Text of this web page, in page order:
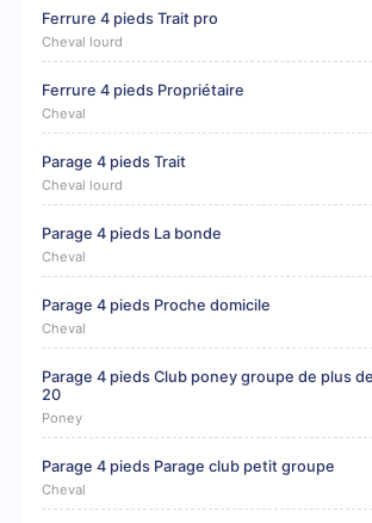
Ferrure 4 pieds Trait pro
Cheval lourd
Ferrure 4 pieds Propriétaire
Cheval
Parage 4 pieds Trait
Cheval lourd
Parage 4 pieds La bonde
Cheval
Parage 4 pieds Proche domicile
Cheval
Parage 4 pieds Club poney groupe de plus de
20
Poney
Parage 4 pieds Parage club petit groupe
Cheval